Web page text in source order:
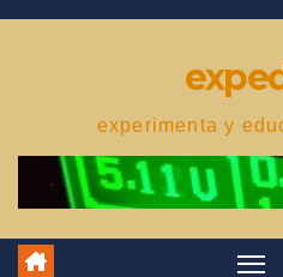
Saltar
experimenta y